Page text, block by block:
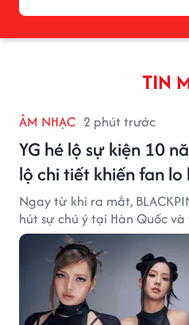
TIN
ÂM NHẠC 2 phút trước
YG hé lộ sự kiện 10
lộ chi tiết khiến fan lo
Ngay từ khi ra mắt,
hút sự chú ý tại Hàn Quốc